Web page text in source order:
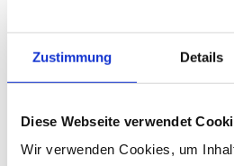
Zustimmung Details
Diese Webseite verwendet
Wir verwenden Cookies, um
DETAILS
Datum: April 13
Zeit: